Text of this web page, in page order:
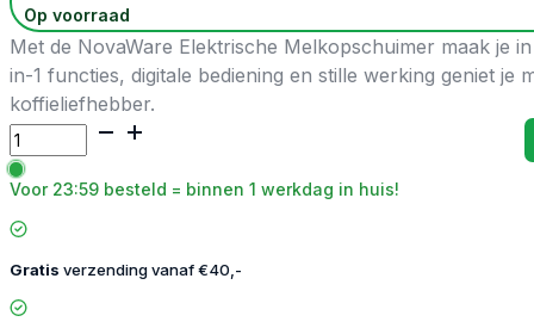
Op voorraad
Met de NovaWare Elektrische Melkopschuimer maak je
in-1 functies, digitale bediening en stille werking geniet
koffieliefhebber.
5-
in-
1
met
aantal
Voor 23:59 besteld = binnen 1 werkdag in huis!
Gratis verzending vanaf €40,-